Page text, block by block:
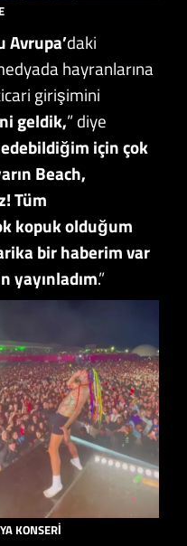
Avrupa’daki
hayranlarına
girişimini
geldik,” diye
için çok
Beach,
Tüm
kopuk olduğum
bir haberim var
yayınladım.”
KONSERİ